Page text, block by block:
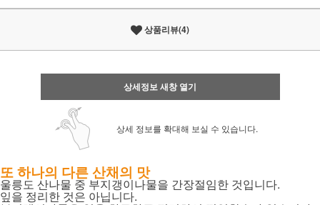
상품리뷰(4)
상세정보 새창 열기
상세 정보를 확대해 보실 수 있습니다.
또 하나의 다른 산채의 맛
울릉도 산나물 중 부지갱이나물을 간장절임한 것입니다.
잎을 정리한 것은 아닙니다.